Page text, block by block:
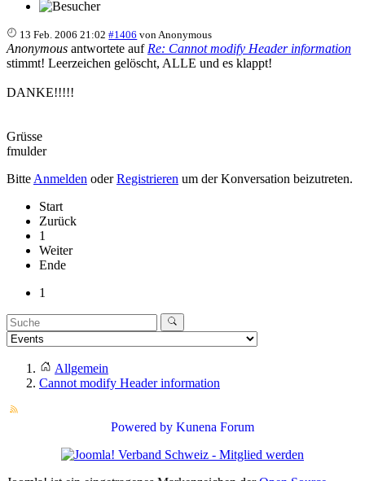
13 Feb. 2006 21:02 #1406 von Anonymous
Anonymous antwortete auf Re: Cannot modify Header information
stimmt! Leerzeichen gelöscht, ALLE und es klappt!
DANKE!!!!!
Grüsse
fmulder
Bitte Anmelden oderRegistrieren um der Konversation beizutreten.
Start
Zurück
1
Weiter
Ende
1
Allgemein
Cannot modify Header information
Powered by Kunena Forum